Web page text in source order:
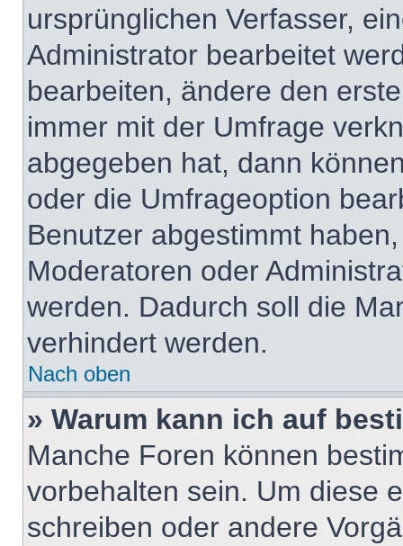
ursprünglichen Verfasser,
Administrator bearbeitet
bearbeiten, ändere den
immer mit der Umfrage
abgegeben hat, dann
oder die Umfrageoption
Benutzer abgestimmt
Moderatoren oder
werden. Dadurch soll die
verhindert werden.
Nach oben
» Warum kann ich auf
Manche Foren können
vorbehalten sein. Um diese
schreiben oder andere